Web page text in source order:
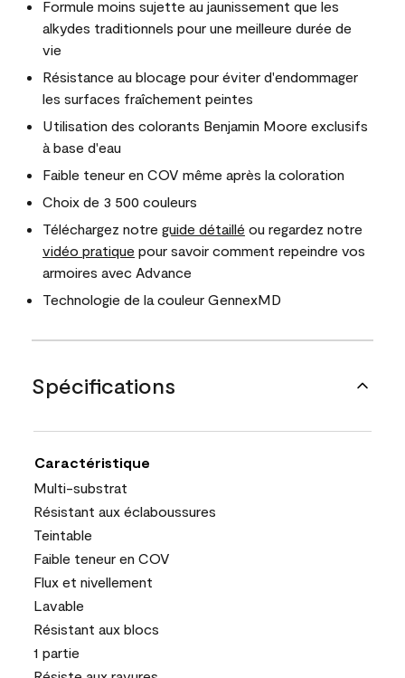
Formule moins sujette au jaunissement que les
alkydes traditionnels pour une meilleure durée de
vie
Résistance au blocage pour éviter d'endommager
les surfaces fraîchement peintes
Utilisation des colorants Benjamin Moore exclusifs
à base d'eau
Faible teneur en COV même après la coloration
Choix de 3 500 couleurs
Téléchargez notre guide détaillé ou regardez notre
vidéo pratique pour savoir comment repeindre vos
armoires avec Advance
Technologie de la couleur GennexMD
Spécifications
Caractéristique
Multi-substrat
Résistant aux éclaboussures
Teintable
Faible teneur en COV
Flux et nivellement
Lavable
Résistant aux blocs
1 partie